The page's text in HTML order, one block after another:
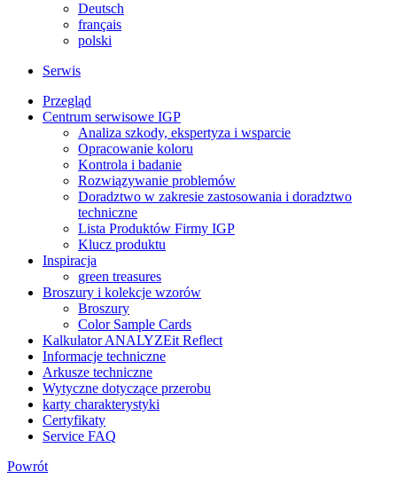
Deutsch
français
polski
Serwis
Przegląd
Centrum serwisowe IGP
Analiza szkody, ekspertyza i wsparcie
Opracowanie koloru
Kontrola i badanie
Rozwiązywanie problemów
Doradztwo w zakresie zastosowania i doradztwo
techniczne
Lista Produktów Firmy IGP
Klucz produktu
Inspiracja
green treasures
Broszury i kolekcje wzorów
Broszury
Color Sample Cards
Kalkulator ANALYZEit Reflect
Informacje techniczne
Arkusze techniczne
Wytyczne dotyczące przerobu
karty charakterystyki
Certyfikaty
Service FAQ
Powrót